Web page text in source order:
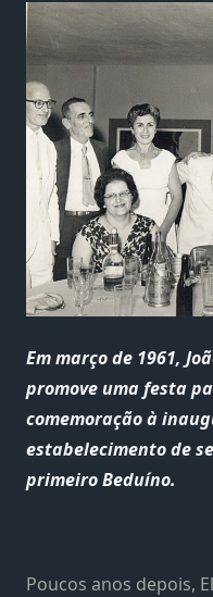
Em março de 1961,
promove uma festa
comemoração à
estabelecimento de
primeiro Beduíno.
Poucos anos depois,